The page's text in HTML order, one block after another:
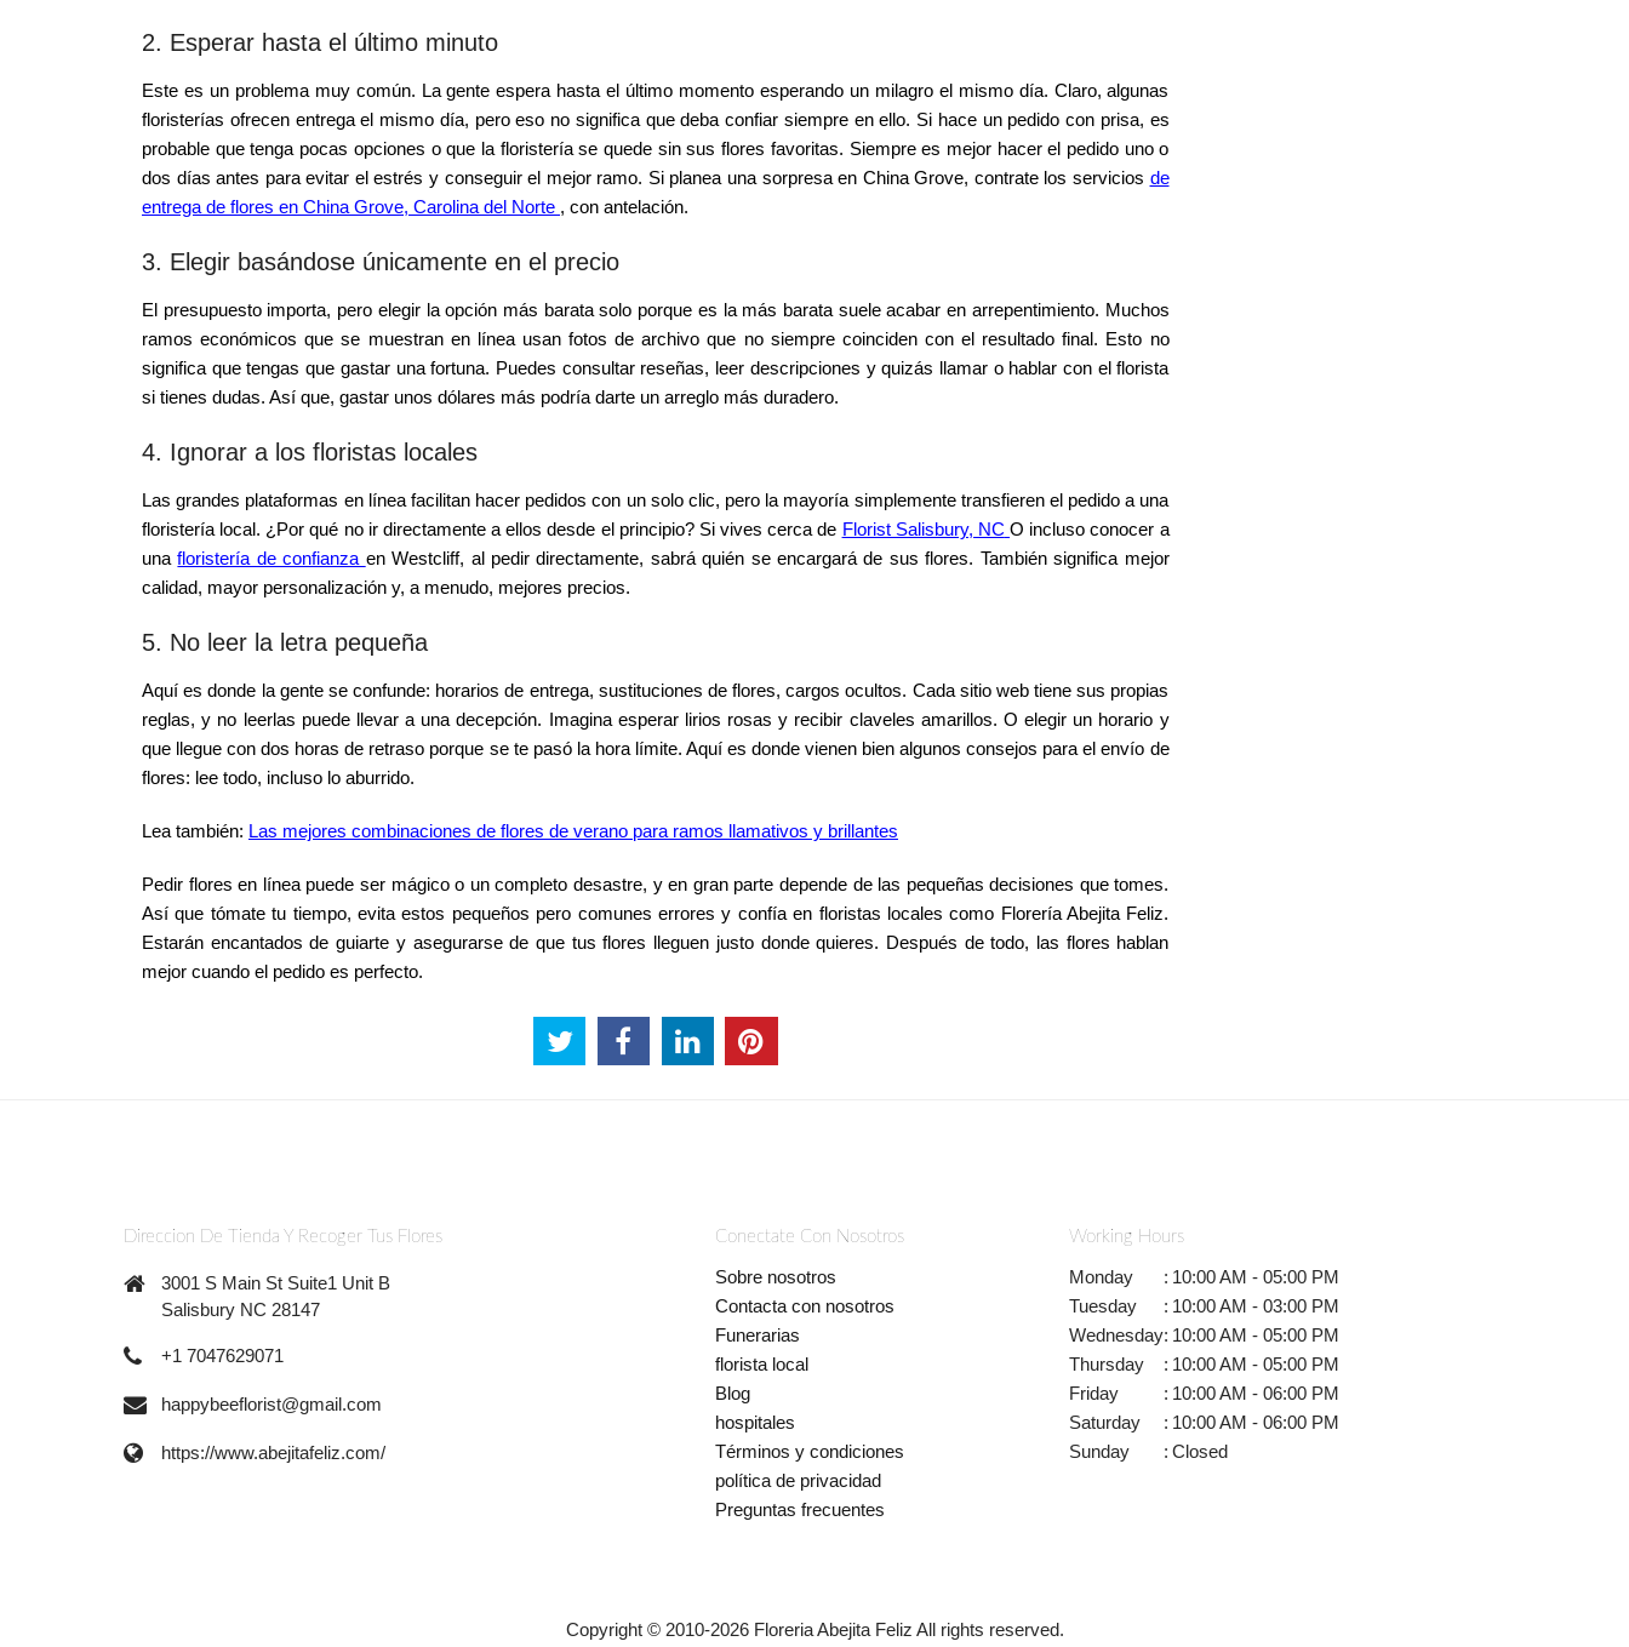
2. Esperar hasta el último minuto
Este es un problema muy común. La gente espera hasta el último momento esperando un milagro el mismo día. Claro, algunas
floristerías ofrecen entrega el mismo día, pero eso no significa que deba confiar siempre en ello. Si hace un pedido con prisa, es
probable que tenga pocas opciones o que la floristería se quede sin sus flores favoritas. Siempre es mejor hacer el pedido uno o
dos días antes para evitar el estrés y conseguir el mejor ramo. Si planea una sorpresa en China Grove, contrate los servicios de
entrega de flores en China Grove, Carolina del Norte , con antelación.
3. Elegir basándose únicamente en el precio
El presupuesto importa, pero elegir la opción más barata solo porque es la más barata suele acabar en arrepentimiento. Muchos
ramos económicos que se muestran en línea usan fotos de archivo que no siempre coinciden con el resultado final. Esto no
significa que tengas que gastar una fortuna. Puedes consultar reseñas, leer descripciones y quizás llamar o hablar con el florista
si tienes dudas. Así que, gastar unos dólares más podría darte un arreglo más duradero.
4. Ignorar a los floristas locales
Las grandes plataformas en línea facilitan hacer pedidos con un solo clic, pero la mayoría simplemente transfieren el pedido a una
floristería local. ¿Por qué no ir directamente a ellos desde el principio? Si vives cerca de Florist Salisbury, NC O incluso conocer a
unafloristería de confianza en Westcliff, al pedir directamente, sabrá quién se encargará de sus flores. También significa mejor
calidad, mayor personalización y, a menudo, mejores precios.
5. No leer la letra pequeña
Aquí es donde la gente se confunde: horarios de entrega, sustituciones de flores, cargos ocultos. Cada sitio web tiene sus propias
reglas, y no leerlas puede llevar a una decepción. Imagina esperar lirios rosas y recibir claveles amarillos. O elegir un horario y
que llegue con dos horas de retraso porque se te pasó la hora límite. Aquí es donde vienen bien algunos consejos para el envío de
flores: lee todo, incluso lo aburrido.
Lea también: Las mejores combinaciones de flores de verano para ramos llamativos y brillantes
Pedir flores en línea puede ser mágico o un completo desastre, y en gran parte depende de las pequeñas decisiones que tomes.
Así que tómate tu tiempo, evita estos pequeños pero comunes errores y confía en floristas locales como Florería Abejita Feliz.
Estarán encantados de guiarte y asegurarse de que tus flores lleguen justo donde quieres. Después de todo, las flores hablan
mejor cuando el pedido es perfecto.
Direccion De Tienda Y Recoger Tus Flores
3001 S Main St Suite1 Unit B
Salisbury NC 28147
+1 7047629071
happybeeflorist@gmail.com
https://www.abejitafeliz.com/
Conectate Con Nosotros
Sobre nosotros
Contacta con nosotros
Funerarias
florista local
Blog
hospitales
Términos y condiciones
política de privacidad
Preguntas frecuentes
Working Hours
Monday : 10:00 AM - 05:00 PM
Tuesday
: 10:00 AM - 03:00 PM
Wednesday: 10:00 AM - 05:00 PM
Thursday
: 10:00 AM - 05:00 PM
Friday
: 10:00 AM - 06:00 PM
Saturday
: 10:00 AM - 06:00 PM
Sunday
: Closed
Copyright © 2010-2026Floreria Abejita Feliz All rights reserved.